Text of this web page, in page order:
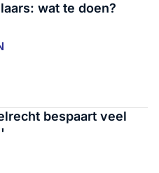
wat te doen?
bespaart veel